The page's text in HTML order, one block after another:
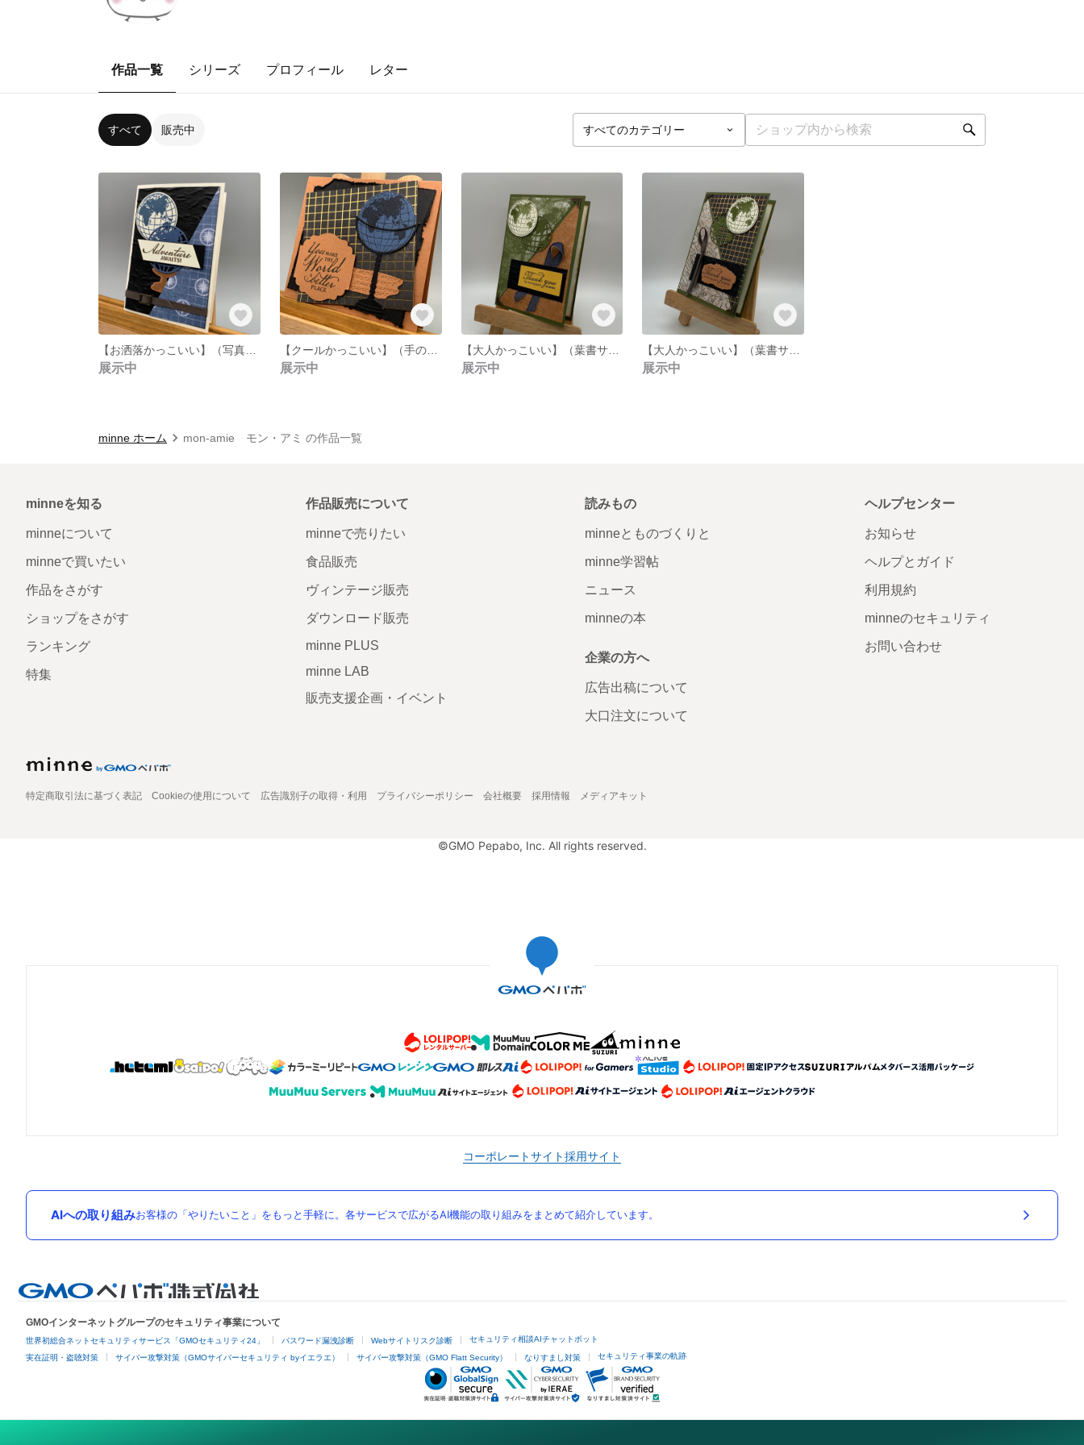
作品一覧 シリーズ プロフィール レター
すべて 販売中
展示中
【クールかっこいい】（手のひらサイズ）青い地球
展示中
【大人かっこいい】（葉書サイズ）ワールド＆デニム
展示中 展示中
minne ホーム mon-amie モン・アミ の作品一覧
minneを知る
minneについて
minneで買いたい
作品をさがす
ショップをさがす
ランキング
特集
作品販売について
minneで売りたい
食品販売
ヴィンテージ販売
ダウンロード販売
minne PLUS
minne LAB
販売支援企画・イベント
読みもの
minneとものづくりと
minne学習帖
ニュース
minneの本
企業の方へ
広告出稿について
大口注文について
ヘルプセンター
お知らせ
ヘルプとガイド
利用規約
minneのセキュリティ
お問い合わせ
特定商取引法に基づく表記 Cookieの使用について 広告識別子の取得・利用 プライバシーポリシー 会社概要 採用情報 メディアキット
©GMO Pepabo, Inc. All rights reserved.
コーポレートサイト採用サイト
AIへの取り組みお客様の「やりたいこと」をもっと手軽に。各サービスで広がるAI機能の取り組みをまとめて紹介しています。
GMOインターネットグループのセキュリティ事業について
世界初総合ネットセキュリティサービス「GMOセキュリティ24」 パスワード漏洩診断 Webサイトリスク診断 セキュリティ相談AIチャットボット
実在証明・盗聴対策 サイバー攻撃対策（GMOサイバーセキュリティ byイエラエ） サイバー攻撃対策（GMO Flatt Security） なりすまし対策 セキュリティ事業の軌跡